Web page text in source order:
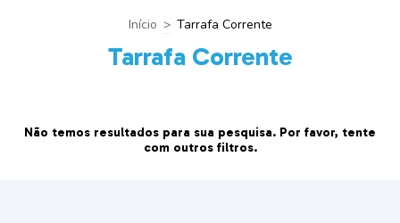
Início > Tarrafa Corrente
Tarrafa Corrente
Não temos resultados para sua pesquisa. Por favor, tente
com outros filtros.